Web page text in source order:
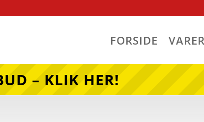
FORSIDE VARER
– KLIK HER!